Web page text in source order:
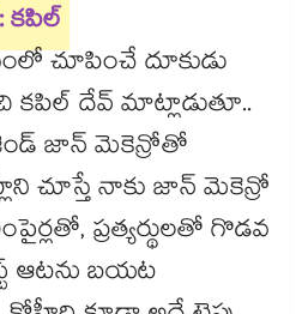
కపిల్
చూపించే దూకుడు
కపిల్ దేవ్ మాట్లాడుతూ..
జాన్ మెకెన్రోతో
చూస్తే నాకు జాన్ మెకెన్రో
ప్రత్యర్థులతో గొడవ
ఆటను బయట